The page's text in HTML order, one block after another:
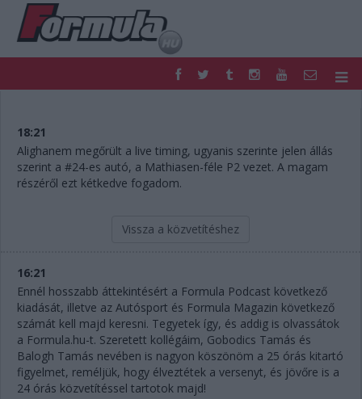
FORMULA
NEMZETKÖZI
HAZAI
RETRO
EGYÉB
PODCAST
PONTÁLLÁSOK
18:21
Alighanem megőrült a live timing, ugyanis szerinte jelen állás
szerint a #24-es autó, a Mathiasen-féle P2 vezet. A magam
részéről ezt kétkedve fogadom.
Vissza a közvetítéshez
16:21
Ennél hosszabb áttekintésért a Formula Podcast következő
kiadását, illetve az Autósport és Formula Magazin következő
számát kell majd keresni. Tegyetek így, és addig is olvassátok
a Formula.hu-t. Szeretett kollégáim, Gobodics Tamás és
Balogh Tamás nevében is nagyon köszönöm a 25 órás kitartó
figyelmet, reméljük, hogy élveztétek a versenyt, és jövőre is a
24 órás közvetítéssel tartotok majd!